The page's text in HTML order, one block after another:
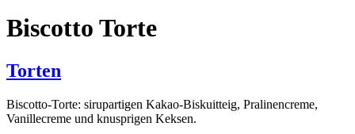
Biscotto Torte
Torten
Biscotto-Torte: sirupartigen Kakao-Biskuitteig, Pralinencreme,
Vanillecreme und knusprigen Keksen.